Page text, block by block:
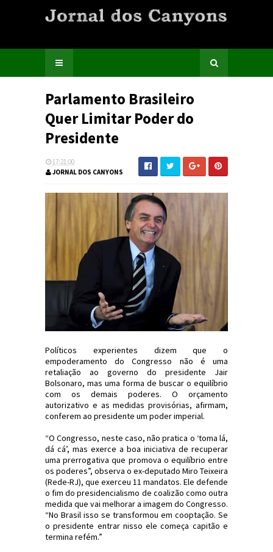
Parlamento Brasileiro
Quer Limitar Poder do
Presidente
17:21:00
JORNAL DOS CANYONS
Políticos experientes dizem que o
empoderamento do Congresso não é uma
retaliação ao governo do presidente Jair
Bolsonaro, mas uma forma de buscar o equilíbrio
com os demais poderes. O orçamento
autorizativo e as medidas provisórias, afirmam,
conferem ao presidente um poder imperial.
“O Congresso, neste caso, não pratica o ‘toma lá,
dá cá’, mas exerce a boa iniciativa de recuperar
uma prerrogativa que promova o equilíbrio entre
os poderes”, observa o ex-deputado Miro Teixeira
(Rede-RJ), que exerceu 11 mandatos. Ele defende
o fim do presidencialismo de coalizão como outra
medida que vai melhorar a imagem do Congresso.
“No Brasil isso se transformou em cooptação. Se
o presidente entrar nisso ele começa capitão e
termina refém.”